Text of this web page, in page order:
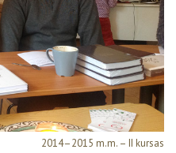
2014–2015 m.m. – II kursas